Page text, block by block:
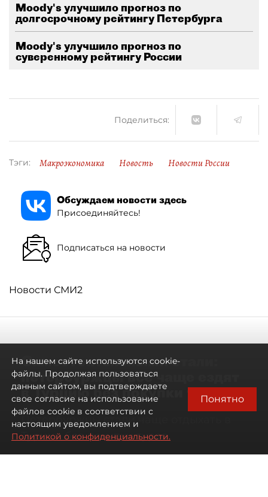
Moody's улучшило прогноз по
долгосрочному рейтингу Петербурга
Moody's улучшило прогноз по
суверенному рейтингу России
Поделиться:
Тэги: Макроэкономика Новость Новости России
Обсуждаем новости здесь
Присоединяйтесь!
Подписаться на новости
Новости СМИ2
Самостоятельными стали:
петербуржцы всё чаще ездят
в Турцию без покупки туров
Петербуржцы стали чаще отдыхать в
Турции без покупки туров
На нашем сайте используются cookie-
файлы. Продолжая пользоваться
данным сайтом, вы подтверждаете
свое согласие на использование
файлов cookie в соответствии с
настоящим уведомлением и
Политикой о конфиденциальности.
Понятно